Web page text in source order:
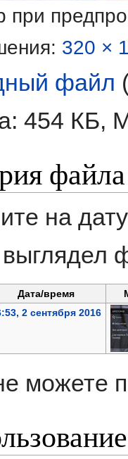
при
320 ×
файл
454 КБ,
файла
на
выглядел
Дата/время
2 сентября 2016
можете